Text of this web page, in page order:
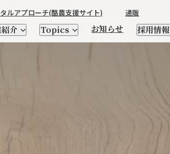
介
どの
輸入
ったレシピ
Topics お知らせ 採用情報
ルアプローチ(酪農支援サイト) 通販